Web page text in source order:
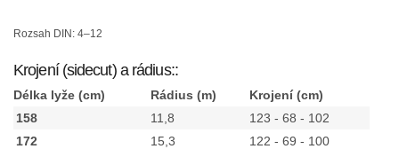
Rozsah DIN: 4–12
Krojení (sidecut) a rádius::
Délka lyže (cm) Rádius (m)
Krojení (cm)
158
11,8
123 - 68 - 102
172
15,3 122 - 69 - 100